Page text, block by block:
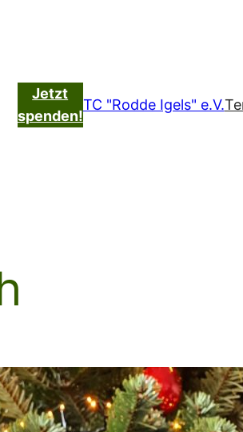
Jetzt
spenden!
TC "Rodde Igels" e.V.